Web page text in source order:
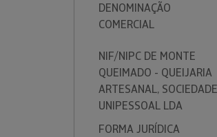
DENOMINAÇÃO
COMERCIAL
NIF/NIPC DE MONTE
QUEIMADO - QUEIJARIA
ARTESANAL, SOCIEDADE
UNIPESSOAL LDA
FORMA JURÍDICA